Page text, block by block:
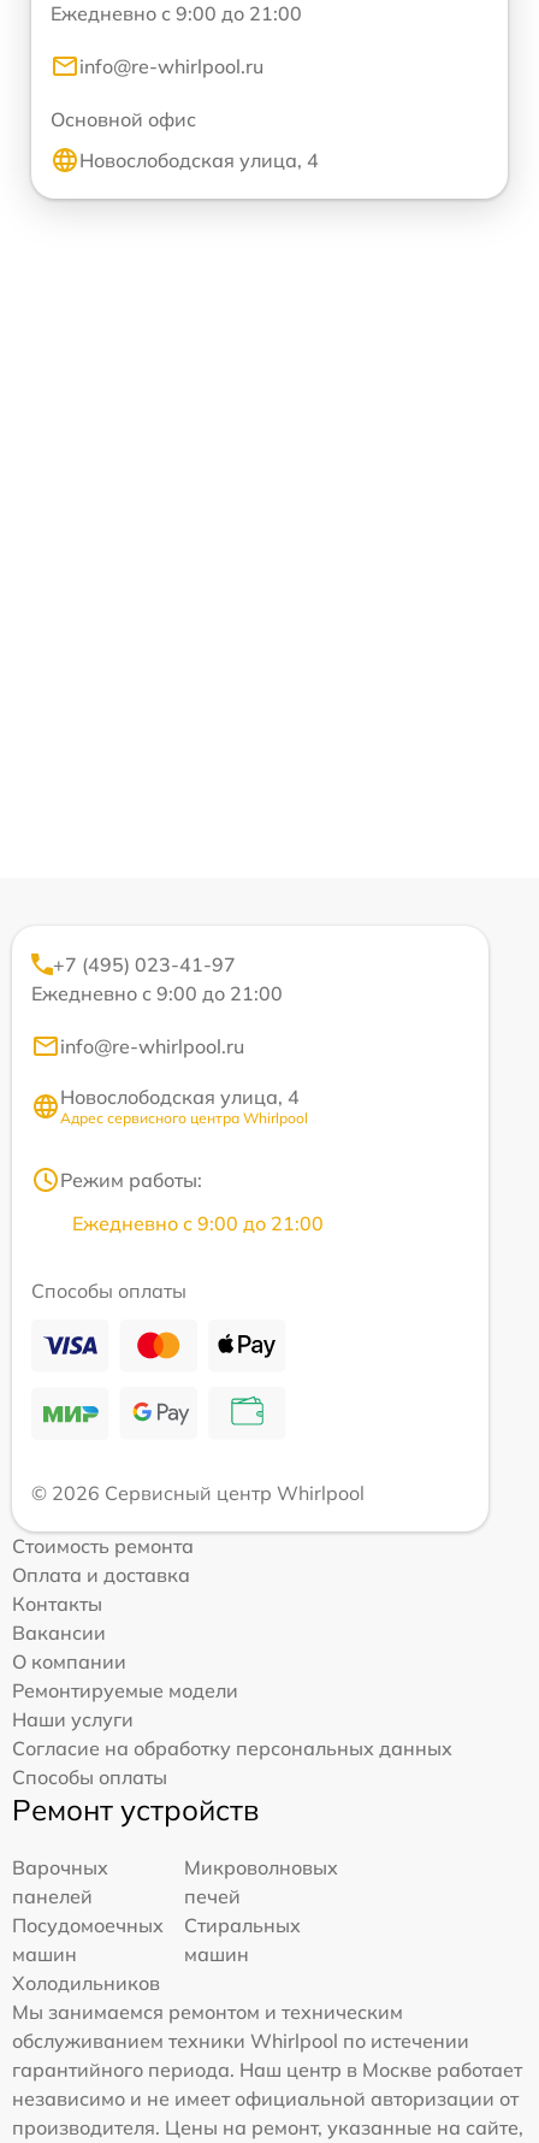
Ежедневно с 9:00 до 21:00
info@re-whirlpool.ru
Основной офис
Новослободская улица, 4
+7 (495) 023-41-97
Ежедневно с 9:00 до 21:00
info@re-whirlpool.ru
Новослободская улица, 4
Адрес сервисного центра Whirlpool
Режим работы:
Ежедневно с 9:00 до 21:00
Способы оплаты
© 2026 Сервисный центр Whirlpool
Стоимость ремонта
Оплата и доставка
Контакты
Вакансии
О компании
Ремонтируемые модели
Наши услуги
Согласие на обработку персональных данных
Способы оплаты
Ремонт устройств
Варочных
панелей
Микроволновых
печей
Посудомоечных
машин
Стиральных
машин
Холодильников
Мы занимаемся ремонтом и техническим
обслуживанием техники Whirlpool по истечении
гарантийного периода. Наш центр в Москве работает
независимо и не имеет официальной авторизации от
производителя. Цены на ремонт, указанные на сайте,